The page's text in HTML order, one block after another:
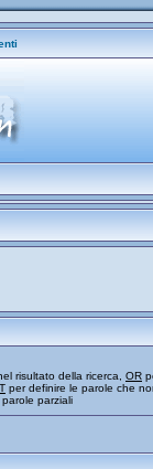
risultato della ricerca, OR
per definire le parole che
parziali